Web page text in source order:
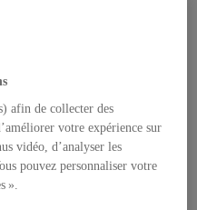
. Calendar
et remerciements
par Richard-Max Tremblay
par Denis McCready
en infrarouge_Photos par
par Gisèle Trudel
afin de collecter des
votre expérience sur
vidéo, d’analyser les
pouvez personnaliser votre
».